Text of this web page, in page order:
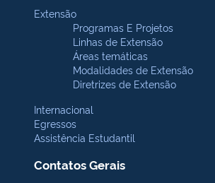
Extensão
Programas E Projetos
Linhas de Extensão
Áreas temáticas
Modalidades de Extensão
Diretrizes de Extensão
Internacional
Egressos
Assistência Estudantil
Contatos Gerais